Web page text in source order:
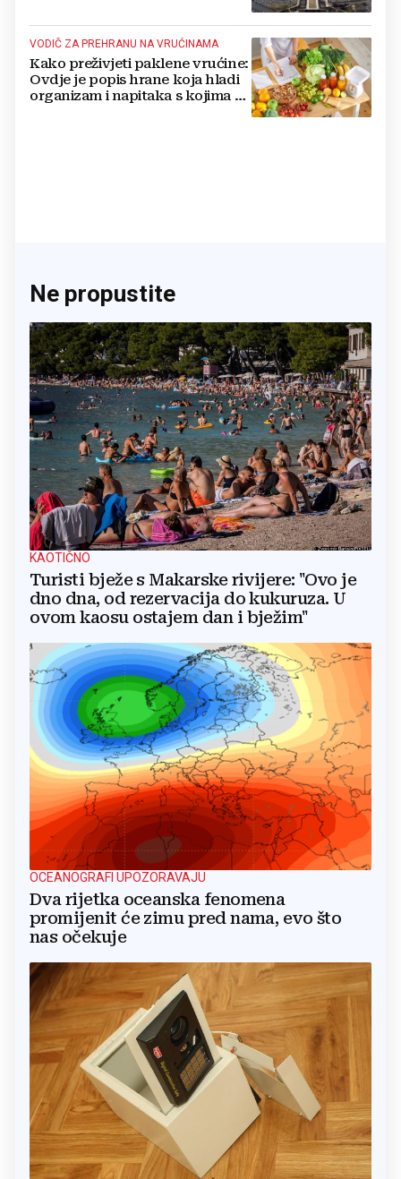
VODIČ ZA PREHRANU NA VRUĆINAMA
Kako preživjeti paklene vrućine:
Ovdje je popis hrane koja hladi
organizam i napitaka s kojima si
Ne propustite
KAOTIČNO
Turisti bježe s Makarske rivijere: "Ovo je
dno dna, od rezervacija do kukuruza. U
ovom kaosu ostajem dan i bježim"
OCEANOGRAFI UPOZORAVAJU
Dva rijetka oceanska fenomena
promijenit će zimu pred nama, evo što
nas očekuje